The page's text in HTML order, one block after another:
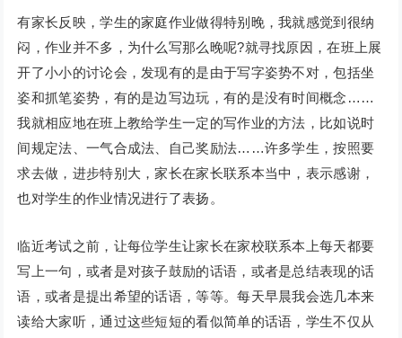
有家长反映，学生的家庭作业做得特别晚，我就感觉到很纳
闷，作业并不多，为什么写那么晚呢?就寻找原因，在班上展
开了小小的讨论会，发现有的是由于写字姿势不对，包括坐
姿和抓笔姿势，有的是边写边玩，有的是没有时间概念……
我就相应地在班上教给学生一定的写作业的方法，比如说时
间规定法、一气合成法、自己奖励法……许多学生，按照要
求去做，进步特别大，家长在家长联系本当中，表示感谢，
也对学生的作业情况进行了表扬。
临近考试之前，让每位学生让家长在家校联系本上每天都要
写上一句，或者是对孩子鼓励的话语，或者是总结表现的话
语，或者是提出希望的话语，等等。每天早晨我会选几本来
读给大家听，通过这些短短的看似简单的话语，学生不仅从